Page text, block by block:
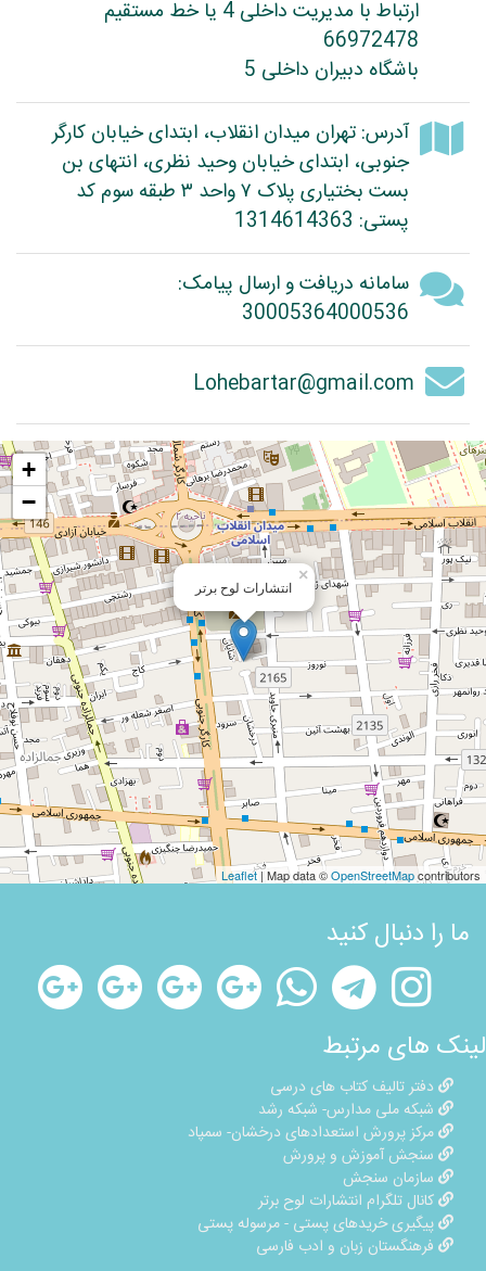
ارتباط با مدیریت داخلی 4 یا خط مستقیم
66972478
باشگاه دبیران داخلی 5
آدرس: تهران میدان انقلاب، ابتدای خیابان کارگر
جنوبی، ابتدای خیابان وحید نظری، انتهای بن
بست بختیاری پلاک ۷ واحد ۳ طبقه سوم کد
پستی: 1314614363
سامانه دریافت و ارسال پیامک:
30005364000536
Lohebartar@gmail.com
انتشارات لوح برتر
×
+
−
Leaflet| Map data ©OpenStreetMapcontributors
ما را دنبال کنید
لینک های مرتبط
دفتر تالیف کتاب های درسی
شبکه ملی مدارس- شبکه رشد
مرکز پرورش استعدادهای درخشان- سمپاد
سنجش آموزش و پرورش
سازمان سنجش
کانال تلگرام انتشارات لوح برتر
پیگیری خریدهای پستی - مرسوله پستی
فرهنگستان زبان و ادب فارسی